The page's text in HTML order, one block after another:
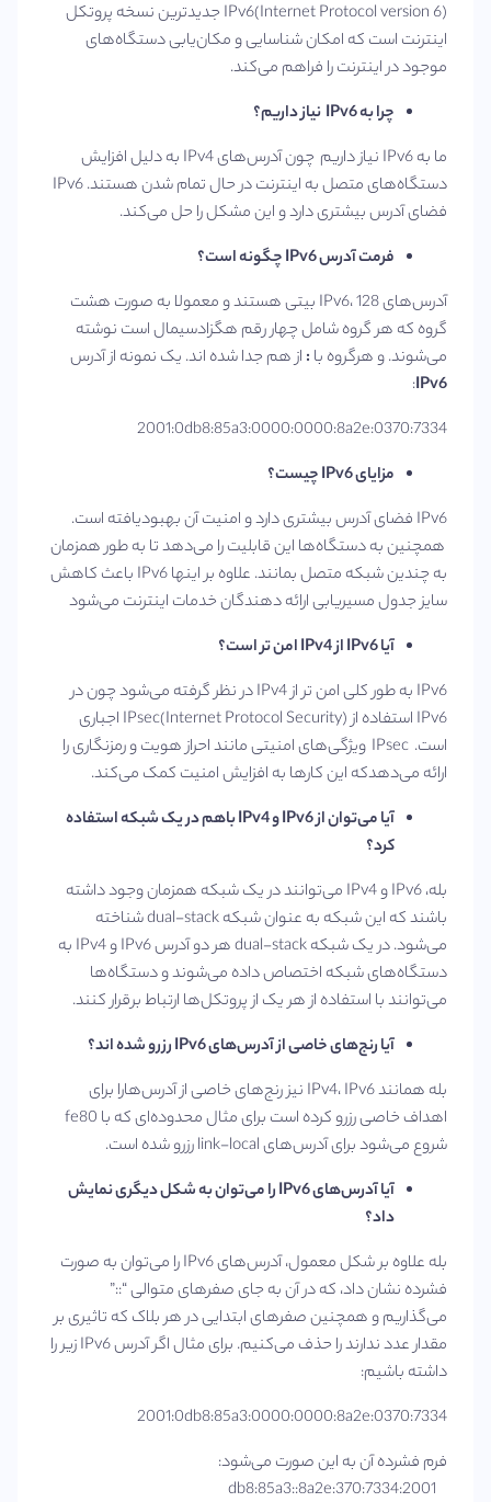
IPv6(Internet Protocol version 6) جدیدترین نسخه پروتکل
اینترنت است که امکان شناسایی و مکان‌یابی دستگاه‌های
موجود در اینترنت را فراهم می‌کند.
چرا بهIPv6 نیاز داریم؟
ما به IPv6 نیاز داریم چون آدرس‌های IPv4 به دلیل افزایش
دستگاه‌های متصل به اینترنت در حال تمام شدن هستند. IPv6
فضای آدرس بیشتری دارد و این مشکل را حل می‌کند.
فرمت آدرسIPv6چگونه است؟
آدرس‌های IPv6، 128 بیتی هستند و معمولا به صورت هشت
گروه که هر گروه شامل چهار رقم هگزادسیمال است نوشته
می‌شوند. و هرگروه با : از هم جدا شده اند. یک نمونه از آدرس
IPv6
:
2001:0db8:85a3:0000:0000:8a2e:0370:7334
مزایایIPv6چیست؟
IPv6 فضای آدرس بیشتری دارد و امنیت آن بهبودیافته است.
همچنین به دستگاه‌ها این قابلیت را می‌دهد تا به طور همزمان
به چندین شبکه متصل بمانند. علاوه بر اینها IPv6 باعث کاهش
سایز جدول مسیریابی ارائه دهندگان خدمات اینترنت می‌شود
آیاIPv6ازIPv4امن تر است؟
IPv6 به طور کلی امن تر از IPv4 در نظر گرفته می‌شود چون در
IPv6 استفاده از IPsec(Internet Protocol Security) اجباری
است. IPsec ویژگی‌های امنیتی مانند احراز هویت و رمزنگاری را
ارائه می‌دهدکه این کارها به افزایش امنیت کمک می‌کند.
آیامی‌توان ازIPv6وIPv4باهم در یک شبکه استفاده
کرد؟
بله، IPv6 و IPv4 می‌توانند در یک شبکه همزمان وجود داشته
باشند که این شبکه به عنوان شبکه dual-stack شناخته
می‌شود. در یک شبکه dual-stack هر دو آدرس IPv6 و IPv4 به
دستگاه‌های شبکه اختصاص داده می‌شوند و دستگاه‌ها
می‌توانند با استفاده از هر یک از پروتکل‌ها ارتباط برقرار کنند.
آیارنج‌های خاصی از آدرس‌هایIPv6رزرو شده اند؟
بله همانند IPv4، IPv6 نیز رنج‌های خاصی از آدرس‌هارا برای
اهداف خاصی رزرو کرده است برای مثال محدوده‌ای که با fe80
شروع می‌شود برای آدرس‌های link-local رزرو شده است.
آیاآدرس‌هایIPv6را می‌توان به شکل دیگری نمایش
داد؟
بله علاوه بر شکل معمول، آدرس‌های IPv6 را می‌توان به صورت
فشرده نشان داد، که در آن به جای صفرهای متوالی “::”
می‌گذاریم و همچنین صفرهای ابتدایی در هر بلاک که تاثیری بر
مقدار عدد ندارند را حذف می‌کنیم. برای مثال اگر آدرس IPv6 زیر را
داشته باشیم:
2001:0db8:85a3:0000:0000:8a2e:0370:7334
فرم فشرده آن به این صورت می‌شود: